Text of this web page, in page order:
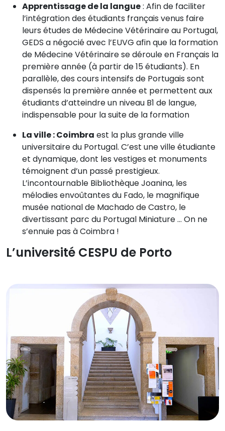
Apprentissage de la langue: Afin de faciliter
l’intégration des étudiants français venus faire
leurs études de Médecine Vétérinaire au Portugal,
GEDS a négocié avec l’EUVG afin que la formation
de Médecine Vétérinaire se déroule en Français la
première année (à partir de 15 étudiants). En
parallèle, des cours intensifs de Portugais sont
dispensés la première année et permettent aux
étudiants d’atteindre un niveau B1 de langue,
indispensable pour la suite de la formation
La ville : Coimbra est la plus grande ville
universitaire du Portugal. C’est une ville étudiante
et dynamique, dont les vestiges et monuments
témoignent d’un passé prestigieux.
L’incontournable Bibliothèque Joanina, les
mélodies envoûtantes du Fado, le magnifique
musée national de Machado de Castro, le
divertissant parc du Portugal Miniature … On ne
s’ennuie pas à Coimbra !
L’université CESPU de Porto